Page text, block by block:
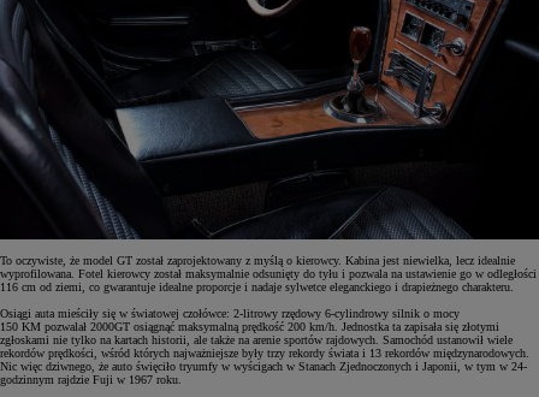
To oczywiste, że model GT został zaprojektowany z myślą o kierowcy. Kabina jest niewielka, lecz idealnie
wyprofilowana. Fotel kierowcy został maksymalnie odsunięty do tyłu i pozwala na ustawienie go w odległości
116 cm od ziemi, co gwarantuje idealne proporcje i nadaje sylwetce eleganckiego i drapieżnego charakteru.
Osiągi auta mieściły się w światowej czołówce: 2-litrowy rzędowy 6-cylindrowy silnik o mocy
150 KM pozwalał 2000GT osiągnąć maksymalną prędkość 200 km/h. Jednostka ta zapisała się złotymi
zgłoskami nie tylko na kartach historii, ale także na arenie sportów rajdowych. Samochód ustanowił wiele
rekordów prędkości, wśród których najważniejsze były trzy rekordy świata i 13 rekordów międzynarodowych.
Nic więc dziwnego, że auto święciło tryumfy w wyścigach w Stanach Zjednoczonych i Japonii, w tym w 24-
godzinnym rajdzie Fuji w 1967 roku.